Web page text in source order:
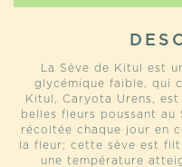
La Sève de Kitul est
glycémique faible, qui
Kitul, Caryota Urens,
belles fleurs poussant au
récoltée chaque jour en
la fleur; cette sève est
une température